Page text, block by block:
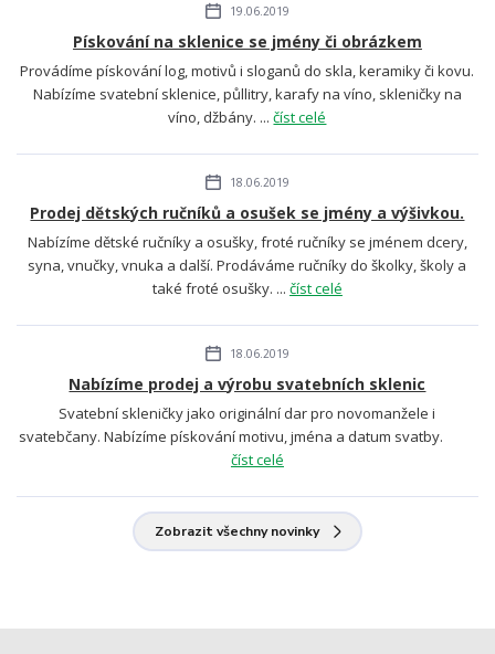
19.06.2019
Pískování na sklenice se jmény či obrázkem
Provádíme pískování log, motivů i sloganů do skla, keramiky či kovu.
Nabízíme svatební sklenice, půllitry, karafy na víno, skleničky na
víno, džbány. ...číst celé
18.06.2019
Prodej dětských ručníků a osušek se jmény a výšivkou.
Nabízíme dětské ručníky a osušky, froté ručníky se jménem dcery,
syna, vnučky, vnuka a další. Prodáváme ručníky do školky, školy a
také froté osušky. ... číst celé
18.06.2019
Nabízíme prodej a výrobu svatebních sklenic
Svatební skleničky jako originální dar pro novomanžele i
svatebčany. Nabízíme pískování motivu, jména a datum svatby.
číst celé
Zobrazit všechny novinky